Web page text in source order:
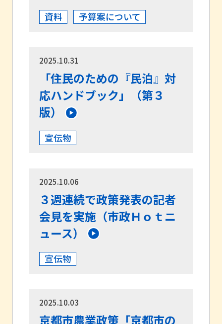
資料 予算案について
2025.10.31
「住民のための『民泊』対
応ハンドブック」（第３
版）
宣伝物
2025.10.06
３週連続で政策発表の記者
会見を実施（市政Ｈｏｔニ
ュース）
宣伝物
2025.10.03
京都市農業政策「京都市の